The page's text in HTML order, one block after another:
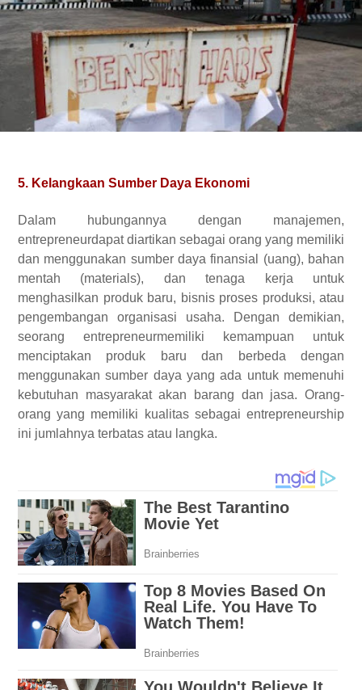
5. Kelangkaan Sumber Daya Ekonomi
Dalam hubungannya dengan manajemen,
entrepreneurdapat diartikan sebagai orang yang memiliki
dan menggunakan sumber daya finansial (uang), bahan
mentah (materials), dan tenaga kerja untuk
menghasilkan produk baru, bisnis proses produksi, atau
pengembangan organisasi usaha. Dengan demikian,
seorang entrepreneurmemiliki kemampuan untuk
menciptakan produk baru dan berbeda dengan
menggunakan sumber daya yang ada untuk memenuhi
kebutuhan masyarakat akan barang dan jasa. Orang-
orang yang memiliki kualitas sebagai entrepreneurship
ini jumlahnya terbatas atau langka.